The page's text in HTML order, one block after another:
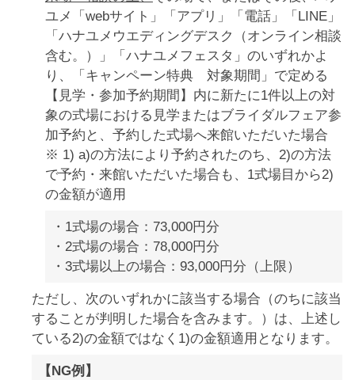
ユメ「webサイト」「アプリ」「電話」「LINE」
「ハナユメウエディングデスク（オンライン相談
含む。）」「ハナユメフェスタ」のいずれかよ
り、「キャンペーン特典 対象期間」で定める
【見学・参加予約期間】内に新たに1件以上の対
象の式場における見学またはブライダルフェア参
加予約と、予約した式場へ来館いただいた場合
※ 1) a)の方法により予約されたのち、2)の方法
で予約・来館いただいた場合も、1式場目から2)
の金額が適用
1式場の場合：73,000円分
2式場の場合：78,000円分
3式場以上の場合：93,000円分（上限）
ただし、次のいずれかに該当する場合（のちに該当
することが判明した場合を含みます。）は、上述し
ている2)の金額ではなく1)の金額適用となります。
【NG例】